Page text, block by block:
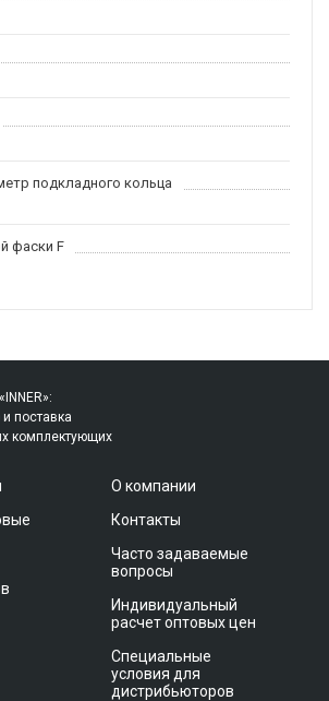
подкладного кольца
фаски F
поставка
комплектующих
О компании
Контакты
Часто задаваемые
вопросы
Индивидуальный
расчет оптовых цен
Специальные
условия для
дистрибьюторов